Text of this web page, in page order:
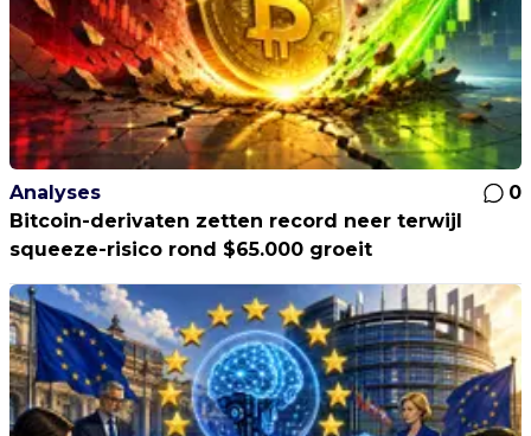
Analyses
0
Bitcoin-derivaten zetten record neer terwijl
squeeze-risico rond $65.000 groeit